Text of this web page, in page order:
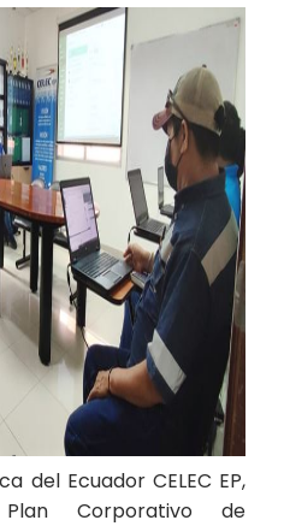
del Ecuador CELEC EP,
Corporativo de